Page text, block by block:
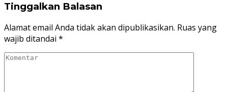
Tinggalkan Balasan
Alamat email Anda tidak akan dipublikasikan. Ruas yang
wajib ditandai *